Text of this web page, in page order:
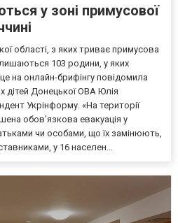
у зоні примусової
області, з яких триває примусова
103 родини, у яких
на онлайн-брифінгу повідомила
дітей Донецької ОВА Юлія
Укрінформу. «На території
обов’язкова евакуація у
чи особами, що їх замінюють,
у 16 населен...